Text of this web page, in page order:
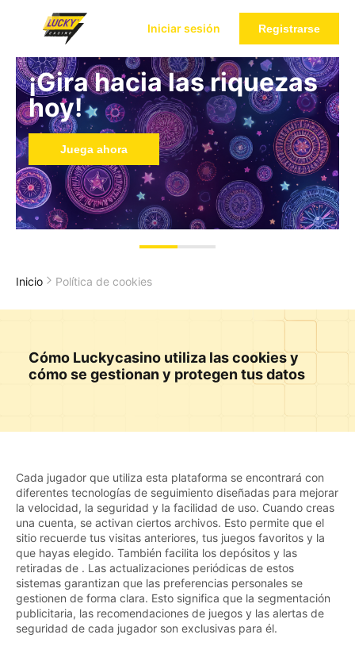
Iniciar sesión Registrarse
¡Gira hacia las riquezas
hoy!
Juega ahora
Inicio Política de cookies
Cómo Luckycasino utiliza las cookies y
cómo se gestionan y protegen tus datos
Cada jugador que utiliza esta plataforma se encontrará con
diferentes tecnologías de seguimiento diseñadas para mejorar
la velocidad, la seguridad y la facilidad de uso. Cuando creas
una cuenta, se activan ciertos archivos. Esto permite que el
sitio recuerde tus visitas anteriores, tus juegos favoritos y la
que hayas elegido. También facilita los depósitos y las
retiradas de . Las actualizaciones periódicas de estos
sistemas garantizan que las preferencias personales se
gestionen de forma clara. Esto significa que la segmentación
publicitaria, las recomendaciones de juegos y las alertas de
seguridad de cada jugador son exclusivas para él.